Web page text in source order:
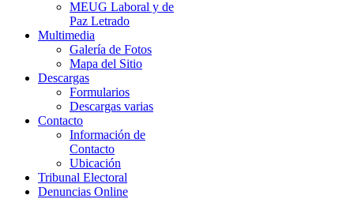
MEUG Laboral y de
Paz Letrado
Multimedia
Galería de Fotos
Mapa del Sitio
Descargas
Formularios
Descargas varias
Contacto
Información de
Contacto
Ubicación
Tribunal Electoral
Denuncias Online